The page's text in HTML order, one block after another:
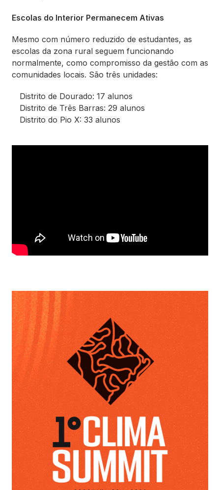
Escolas do Interior Permanecem Ativas
Mesmo com número reduzido de estudantes, as
escolas da zona rural seguem funcionando
normalmente, como compromisso da gestão com as
comunidades locais. São três unidades:
Distrito de Dourado: 17 alunos
Distrito de Três Barras: 29 alunos
Distrito do Pio X: 33 alunos